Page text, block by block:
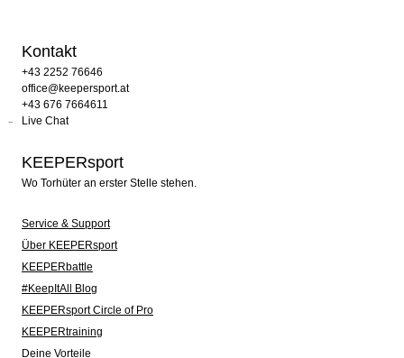
Kontakt
+43 2252 76646
office@keepersport.at
+43 676 7664611
Live Chat
KEEPERsport
Wo Torhüter an erster Stelle stehen.
Service & Support
Über KEEPERsport
KEEPERbattle
#KeepItAll Blog
KEEPERsport Circle of Pro
KEEPERtraining
Deine Vorteile